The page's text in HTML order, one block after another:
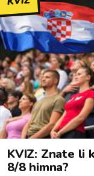
KVIZ: Znate li
8/8 himna?